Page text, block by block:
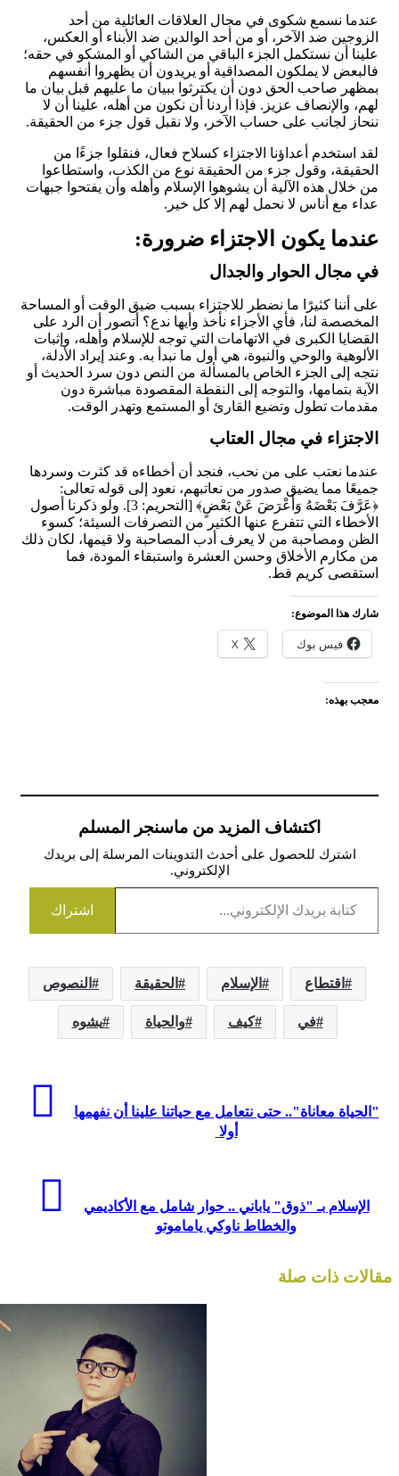
عندما نسمع شكوى في مجال العلاقات العائلية من أحد
الزوجين ضد الآخر، أو من أحد الوالدين ضد الأبناء أو العكس،
علينا أن نستكمل الجزء الباقي من الشاكي أو المشكو في حقه؛
فالبعض لا يملكون المصداقية أو يريدون أن يظهروا أنفسهم
بمظهر صاحب الحق دون أن يكترثوا ببيان ما عليهم قبل بيان ما
لهم، والإنصاف عزيز. فإذا أردنا أن نكون من أهله، علينا أن لا
ننحاز لجانب على حساب الآخر، ولا نقبل قول جزء من الحقيقة.
لقد استخدم أعداؤنا الاجتزاء كسلاح فعال، فنقلوا جزءًا من
الحقيقة، وقول جزء من الحقيقة نوع من الكذب، واستطاعوا
من خلال هذه الآلية أن يشوهوا الإسلام وأهله وأن يفتحوا جبهات
عداء مع أناس لا نحمل لهم إلا كل خير.
عندما يكون الاجتزاء ضرورة:
في مجال الحوار والجدال
على أننا كثيرًا ما نضطر للاجتزاء بسبب ضيق الوقت أو المساحة
المخصصة لنا، فأي الأجزاء نأخذ وأيها ندع؟ أتصور أن الرد على
القضايا الكبرى في الاتهامات التي توجه للإسلام وأهله، وإثبات
الألوهية والوحي والنبوة، هي أول ما نبدأ به. وعند إيراد الأدلة،
نتجه إلى الجزء الخاص بالمسألة من النص دون سرد الحديث أو
الآية بتمامها، والتوجه إلى النقطة المقصودة مباشرة دون
مقدمات تطول وتضيع القارئ أو المستمع وتهدر الوقت.
الاجتزاء في مجال العتاب
عندما نعتب على من نحب، فنجد أن أخطاءه قد كثرت وسردها
جميعًا مما يضيق صدور من نعاتبهم، نعود إلى قوله تعالى:
﴿عَرَّفَ بَعْضَهُ وَأَعْرَضَ عَنْ بَعْضٍ﴾ [التحريم: 3]. ولو ذكرنا أصول
الأخطاء التي تتفرع عنها الكثير من التصرفات السيئة؛ كسوء
الظن ومصاحبة من لا يعرف أدب المصاحبة ولا قيمها، لكان ذلك
من مكارم الأخلاق وحسن العشرة واستبقاء المودة، فما
استقصى كريم قط.
شارك هذا الموضوع:
فيس بوك X
معجب بهذه:
اكتشاف المزيد من ماسنجر المسلم
اشترك للحصول على أحدث التدوينات المرسلة إلى بريدك
الإلكتروني.
كتابة بريدك الإلكتروني...
اشتراك
اقتطاع الإسلام الحقيقة النصوص
في كيف والحياة يشوه
"الحياة معاناة".. حتى نتعامل مع حياتنا علينا أن نفهمها
أولا
الإسلام بـ "ذوق" ياباني .. حوار شامل مع الأكاديمي
والخطاط ناوكي ياماموتو
مقالات ذات صلة